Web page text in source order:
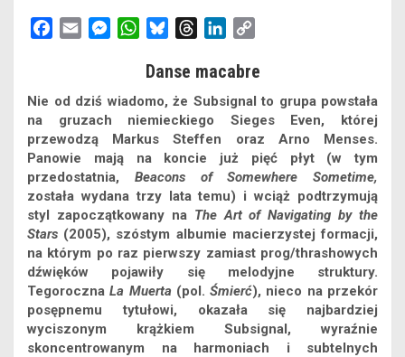
o
o
k
i
l
M
n
g
e
r
W
s
A
p
p
u
e
s
k
y
r
e
a
d
s
n
k
e
I
n
p
y
L
i
n
k
Danse macabre
Nie od dziś wiadomo, że Subsignal to grupa powstała
na gruzach niemieckiego Sieges Even, której
przewodzą Markus Steffen oraz Arno Menses.
Panowie mają na koncie już pięć płyt (w tym
przedostatnia, Beacons of Somewhere Sometime,
została wydana trzy lata temu) i wciąż podtrzymują
styl zapoczątkowany na The Art of Navigating by the
Stars (2005), szóstym albumie macierzystej formacji,
na którym po raz pierwszy zamiast prog/thrashowych
dźwięków pojawiły się melodyjne struktury.
TegorocznaLa Muerta (pol.Śmierć), nieco na przekór
posępnemu tytułowi, okazała się najbardziej
wyciszonym krążkiem Subsignal, wyraźnie
skoncentrowanym na harmoniach i subtelnych